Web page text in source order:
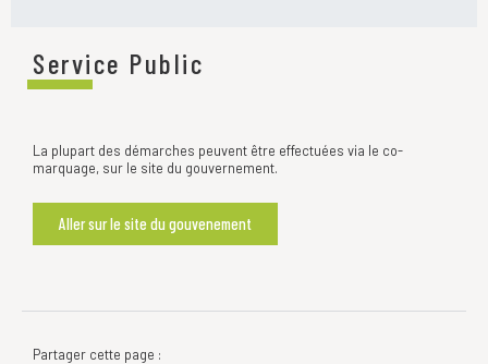
Service Public
La plupart des démarches peuvent être effectuées via le co-
marquage, sur le site du gouvernement.
Aller sur le site du gouvenement
Partager cette page :